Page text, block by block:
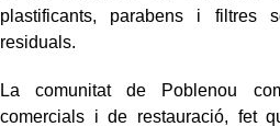
plastificants, parabens i filtres
residuals.
La comunitat de Poblenou
comercials i de restauració, fet